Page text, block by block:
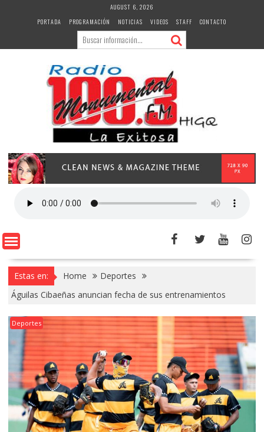
AUGUST 6, 2026
PORTADA
PROGRAMACIÓN NOTICIAS VIDEOS STAFF CONTACTO
Estas en: Home
Deportes
Águilas Cibaeñas anuncian fecha de sus entrenamientos
Deportes